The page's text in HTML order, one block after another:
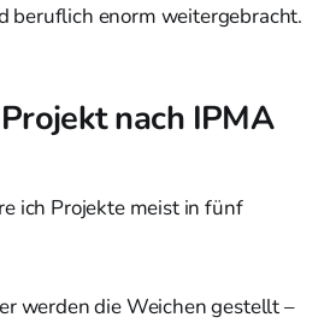
beruflich enorm weitergebracht.
nach IPMA
ich Projekte meist in fünf
werden die Weichen gestellt –